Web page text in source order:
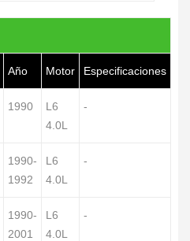
Año Motor Especificaciones
1990
L6
4.0L
-
1990-
1992
L6
4.0L
-
1990-
2001
L6
4.0L
-